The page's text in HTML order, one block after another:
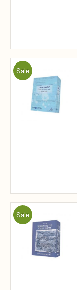
Sale
Sale